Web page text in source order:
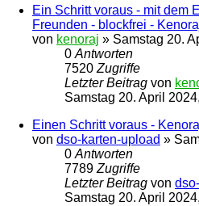
Ein Schritt voraus - mit dem
Freunden - blockfrei -
von kenoraj » Samstag 20.
0Antworten
7520Zugriffe
Letzter Beitrag von
Samstag 20. April
Einen Schritt voraus -
von dso-karten-upload »
0Antworten
7789Zugriffe
Letzter Beitrag von
Samstag 20. April